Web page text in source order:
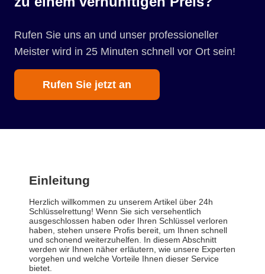
Rufen Sie uns an und unser professioneller
Meister wird in 25 Minuten schnell vor Ort sein!
Rufen Sie jetzt an
Einleitung
Herzlich willkommen zu unserem Artikel über 24h
Schlüsselrettung! Wenn Sie sich versehentlich
ausgeschlossen haben oder Ihren Schlüssel verloren
haben, stehen unsere Profis bereit, um Ihnen schnell
und schonend weiterzuhelfen. In diesem Abschnitt
werden wir Ihnen näher erläutern, wie unsere Experten
vorgehen und welche Vorteile Ihnen dieser Service
bietet.